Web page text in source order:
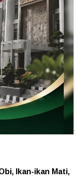
Ikan-ikan Mati,